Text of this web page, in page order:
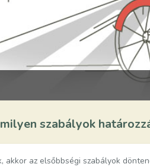
szabályok
akkor az elsőbbségi szabályok